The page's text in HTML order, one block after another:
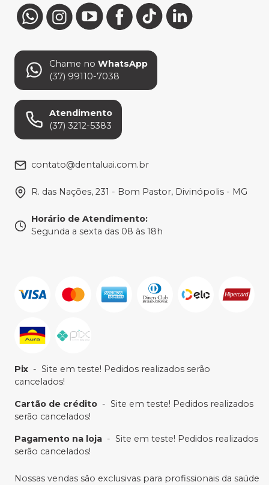
Chame no WhatsApp
(37) 99110-7038
Atendimento
(37) 3212-5383
contato@dentaluai.com.br
R. das Nações, 231 - Bom Pastor, Divinópolis - MG
Horário de Atendimento:
Segunda a sexta das 08 às 18h
Pix - Site em teste! Pedidos realizados serão
cancelados!
Cartão de crédito - Site em teste! Pedidos realizados
serão cancelados!
Pagamento na loja - Site em teste! Pedidos realizados
serão cancelados!
Nossas vendas são exclusivas para profissionais da saúde